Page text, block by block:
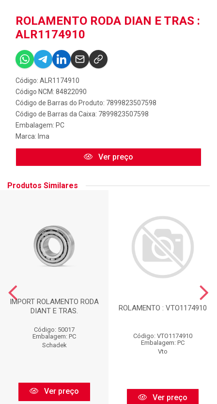
ROLAMENTO RODA DIAN E TRAS :
ALR1174910
Código: ALR1174910
Código NCM: 84822090
Código de Barras do Produto: 7899823507598
Código de Barras da Caixa: 7899823507598
Embalagem: PC
Marca: Ima
Ver preço
Produtos Similares
IMPORT ROLAMENTO RODA
DIANT E TRAS.
Código: 50017
Embalagem: PC
Schadek
Ver preço
ROLAMENTO : VTO1174910
Código: VTO1174910
Embalagem: PC
Vto
Ver preço